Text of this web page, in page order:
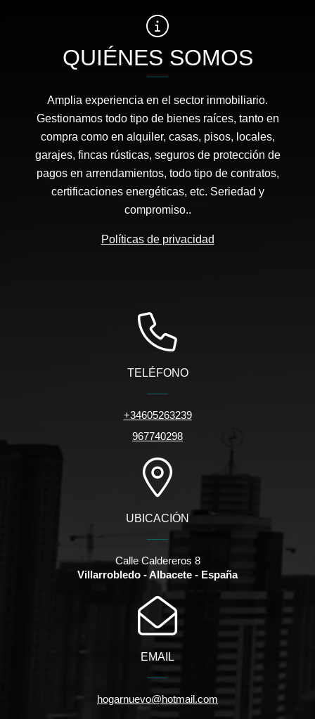
QUIÉNES SOMOS
Amplia experiencia en el sector inmobiliario.
Gestionamos todo tipo de bienes raíces, tanto en
compra como en alquiler, casas, pisos, locales,
garajes, fincas rústicas, seguros de protección de
pagos en arrendamientos, todo tipo de contratos,
certificaciones energéticas, etc. Seriedad y
compromiso..
Políticas de privacidad
TELÉFONO
+34605263239
967740298
UBICACIÓN
Calle Caldereros 8
Villarrobledo - Albacete - España
EMAIL
hogarnuevo@hotmail.com